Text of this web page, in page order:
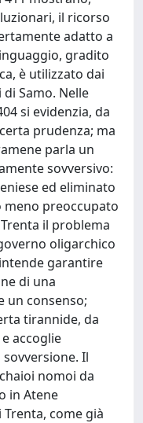
il ricorso
adatto a
gradito
è utilizzato dai
Samo. Nelle
si evidenzia, da
prudenza; ma
parla un
sovversivo:
ed eliminato
meno preoccupato
il problema
oligarchico
garantire
di una
un consenso;
tirannide, da
accoglie
Il
nomoi da
in Atene
come già